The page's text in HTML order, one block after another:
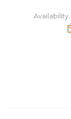
Availability: